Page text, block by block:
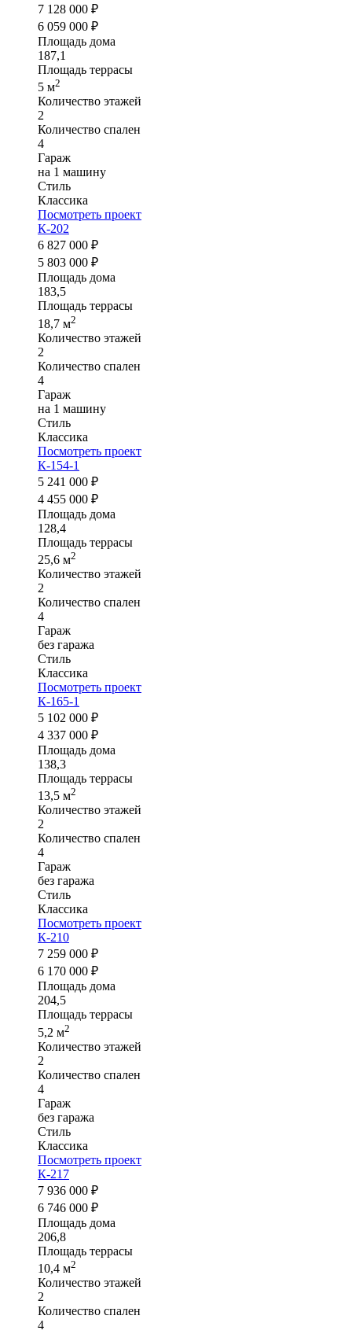
7 128 000 ₽
6 059 000 ₽
Площадь дома
187,1
Площадь террасы
5 м2
Количество этажей
2
Количество спален
4
Гараж
на 1 машину
Стиль
Классика
Посмотреть проект
К-202
6 827 000 ₽
5 803 000 ₽
Площадь дома
183,5
Площадь террасы
18,7 м2
Количество этажей
2
Количество спален
4
Гараж
на 1 машину
Стиль
Классика
Посмотреть проект
К-154-1
5 241 000 ₽
4 455 000 ₽
Площадь дома
128,4
Площадь террасы
25,6 м2
Количество этажей
2
Количество спален
4
Гараж
без гаража
Стиль
Классика
Посмотреть проект
К-165-1
5 102 000 ₽
4 337 000 ₽
Площадь дома
138,3
Площадь террасы
13,5 м2
Количество этажей
2
Количество спален
4
Гараж
без гаража
Стиль
Классика
Посмотреть проект
К-210
7 259 000 ₽
6 170 000 ₽
Площадь дома
204,5
Площадь террасы
5,2 м2
Количество этажей
2
Количество спален
4
Гараж
без гаража
Стиль
Классика
Посмотреть проект
К-217
7 936 000 ₽
6 746 000 ₽
Площадь дома
206,8
Площадь террасы
10,4 м2
Количество этажей
2
Количество спален
4